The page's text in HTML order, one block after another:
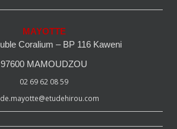
MAYOTTE
Coralium – BP 116 Kaweni
97600 MAMOUDZOU
02 69 62 08 59